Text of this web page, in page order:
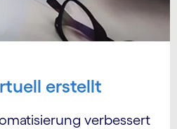
erstellt
verbessert